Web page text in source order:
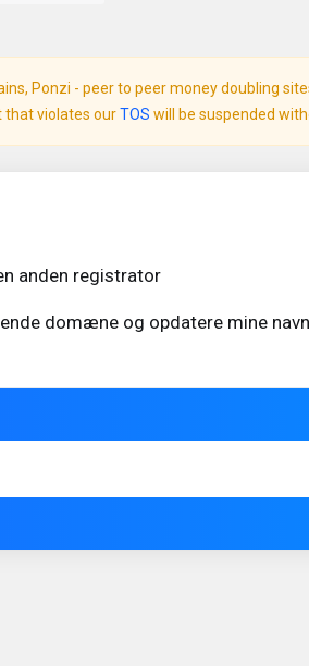
Ponzi - peer to peer money doubling
that violates ourTOS will be suspended
anden registrator
domæne og opdatere mine